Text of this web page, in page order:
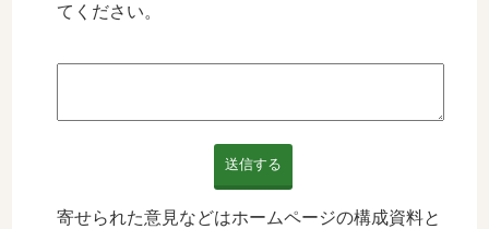
てください。
送信する
寄せられた意見などはホームページの構成資料と